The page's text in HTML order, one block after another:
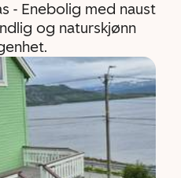
- Enebolig med naust
og naturskjønn